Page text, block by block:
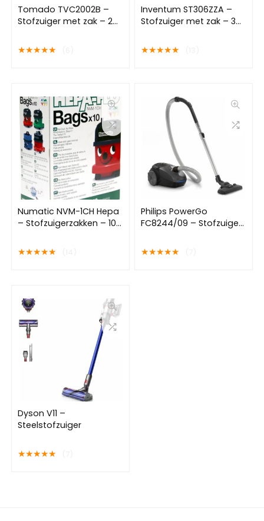
Tomado TVC2002B –
Stofzuiger met zak – 2
Lichtgewicht – Zwart
★★★★★
Inventum ST306ZZA –
Stofzuiger met zak – 3
Snoerlengte 7 meter –
Zwart
★★★★★
Numatic NVM-1CH Hepa
– Stofzuigerzakken – 10
★★★★★
Philips PowerGo
FC8244/09 – Stofzuiger
★★★★★
Dyson V11 –
Steelstofzuiger
★★★★★